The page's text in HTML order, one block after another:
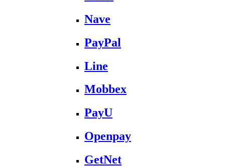
Nave
PayPal
Line
Mobbex
PayU
Openpay
GetNet